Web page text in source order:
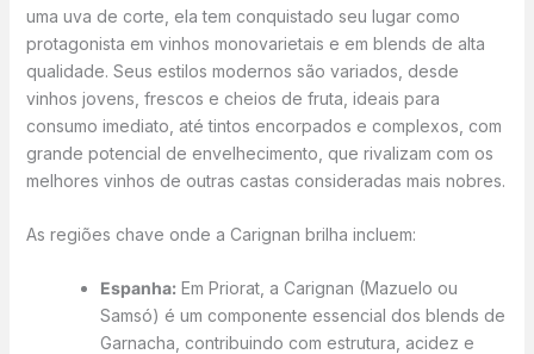
uma uva de corte, ela tem conquistado seu lugar como
protagonista em vinhos monovarietais e em blends de alta
qualidade. Seus estilos modernos são variados, desde
vinhos jovens, frescos e cheios de fruta, ideais para
consumo imediato, até tintos encorpados e complexos, com
grande potencial de envelhecimento, que rivalizam com os
melhores vinhos de outras castas consideradas mais nobres.
As regiões chave onde a Carignan brilha incluem:
Espanha:Em Priorat, a Carignan (Mazuelo ou
Samsó) é um componente essencial dos blends de
Garnacha, contribuindo com estrutura, acidez e